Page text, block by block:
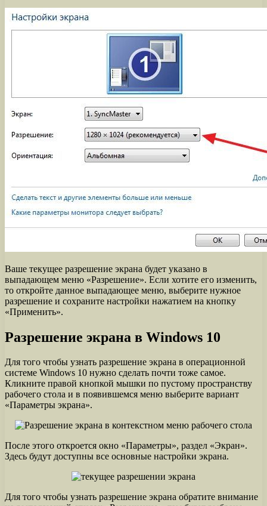
Ваше текущее разрешение экрана будет указано в
выпадающем меню «Разрешение». Если хотите его изменить,
то откройте данное выпадающее меню, выберите нужное
разрешение и сохраните настройки нажатием на кнопку
«Применить».
Разрешение экрана в Windows 10
Для того чтобы узнать разрешение экрана в операционной
системе Windows 10 нужно сделать почти тоже самое.
Кликните правой кнопкой мышки по пустому пространству
рабочего стола и в появившемся меню выберите вариант
«Параметры экрана».
После этого откроется окно «Параметры», раздел «Экран».
Здесь будут доступны все основные настройки экрана.
Для того чтобы узнать разрешение экрана обратите внимание